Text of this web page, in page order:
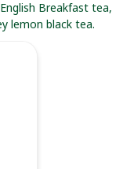
Breakfast tea,
lemon black tea.